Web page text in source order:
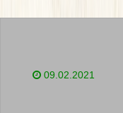
09.02.2021